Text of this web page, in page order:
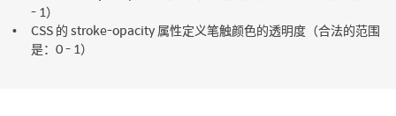
- 1）
CSS 的 stroke-opacity 属性定义笔触颜色的透明度（合法的范围
是：0 - 1）